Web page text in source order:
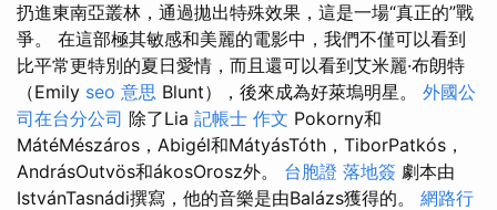
扔進東南亞叢林，通過拋出特殊效果，這是一場“真正的”戰
爭。 在這部極其敏感和美麗的電影中，我們不僅可以看到
比平常更特別的夏日愛情，而且還可以看到艾米麗·布朗特
（Emily seo 意思 Blunt），後來成為好萊塢明星。 外國公
司在台分公司 除了Lia 記帳士 作文 Pokorny和
MátéMészáros，Abigél和MátyásTóth，TiborPatkós，
AndrásOutvös和ákosOrosz外。 台胞證 落地簽 劇本由
IstvánTasnádi撰寫，他的音樂是由Balázs獲得的。 網路行